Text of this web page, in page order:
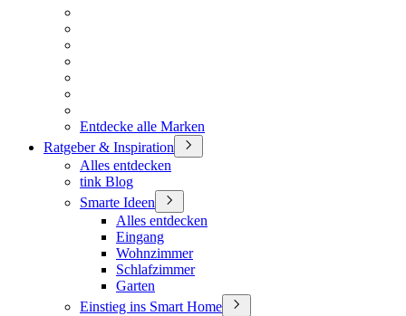
Entdecke alle Marken
Ratgeber & Inspiration
Alles entdecken
tink Blog
Smarte Ideen
Alles entdecken
Eingang
Wohnzimmer
Schlafzimmer
Garten
Einstieg ins Smart Home